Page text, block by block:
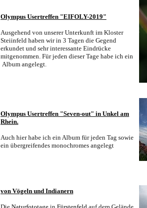
Olympus Usertreffen "EIFOLY-2019"
Ausgehend von unserer Unterkunft im Kloster
Steiinfeld haben wir in 3 Tagen die Gegend
erkundet und sehr interessante Eindrücke
mitgenommen. Für jeden dieser Tage habe ich ein
Album angelegt.
Olympus Usertreffen "Seven-out" in Unkel am
Rhein.
Auch hier habe ich ein Album für jeden Tag sowie
ein übergreifendes monochromes angelegt
von Vögeln und Indianern